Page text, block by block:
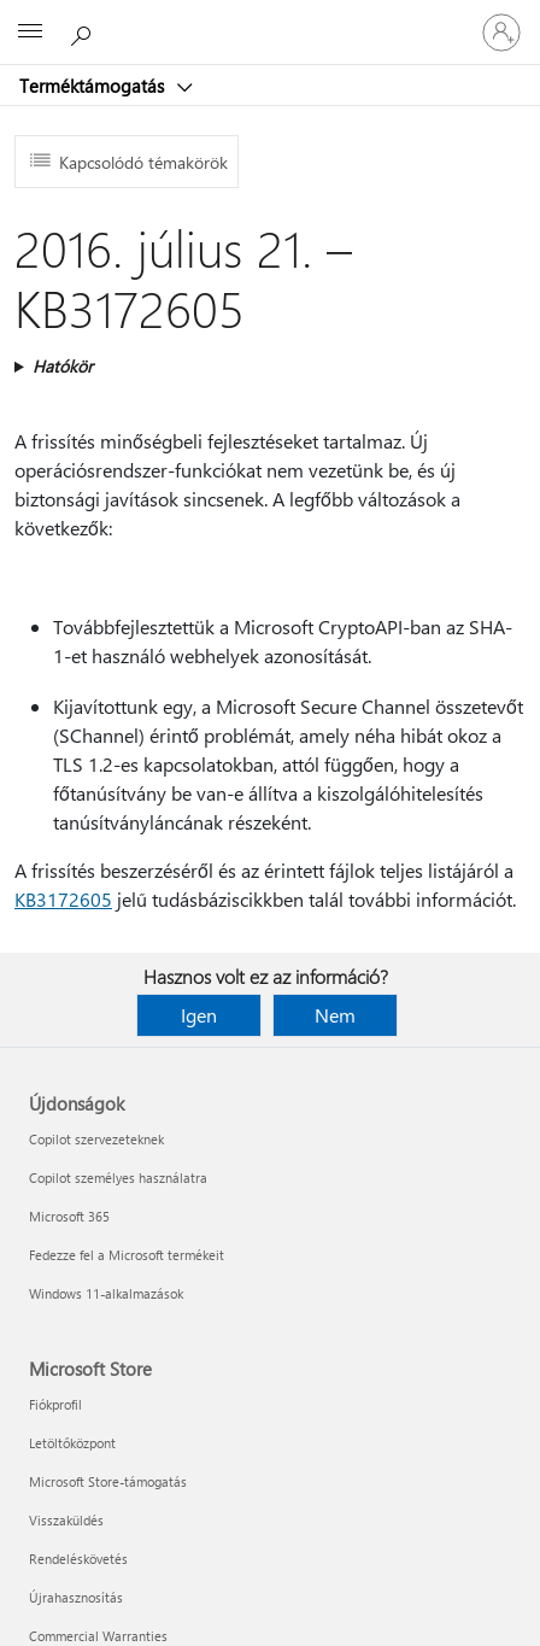
Terméktámogatás
be
a
Kapcsolódó témakörök
2016. július 21. –
KB3172605
Hatókör
A frissítés minőségbeli fejlesztéseket tartalmaz. Új
operációsrendszer-funkciókat nem vezetünk be, és új
biztonsági javítások sincsenek. A legfőbb változások a
következők:
Továbbfejlesztettük a Microsoft CryptoAPI-ban az SHA-
1-et használó webhelyek azonosítását.
Kijavítottunk egy, a Microsoft Secure Channel összetevőt
(SChannel) érintő problémát, amely néha hibát okoz a
TLS 1.2-es kapcsolatokban, attól függően, hogy a
főtanúsítvány be van-e állítva a kiszolgálóhitelesítés
tanúsítványláncának részeként.
A frissítés beszerzéséről és az érintett fájlok teljes listájáról a
KB3172605 jelű tudásbáziscikkben talál további információt.
Hasznos volt ez az információ?
Igen
Nem
Újdonságok
Copilot szervezeteknek
Copilot személyes használatra
Microsoft 365
Fedezze fel a Microsoft termékeit
Windows 11-alkalmazások
Microsoft Store
Fiókprofil
Letöltőközpont
Microsoft Store-támogatás
Visszaküldés
Rendeléskövetés
Újrahasznosítás
Commercial Warranties